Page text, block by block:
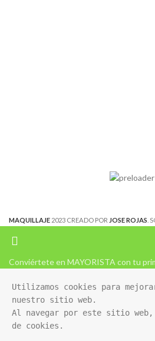
MAQUILLAJE 2023 CREADO POR JOSE ROJAS .
Conviértete en MAYORISTA con tu
Utilizamos cookies para
nuestro sitio web.
Al navegar por este sitio web,
de cookies.